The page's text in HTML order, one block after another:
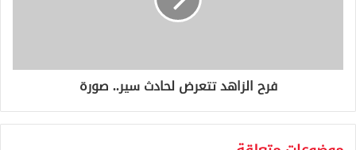
فرح الزاهد تتعرض لحادث سير.. صورة